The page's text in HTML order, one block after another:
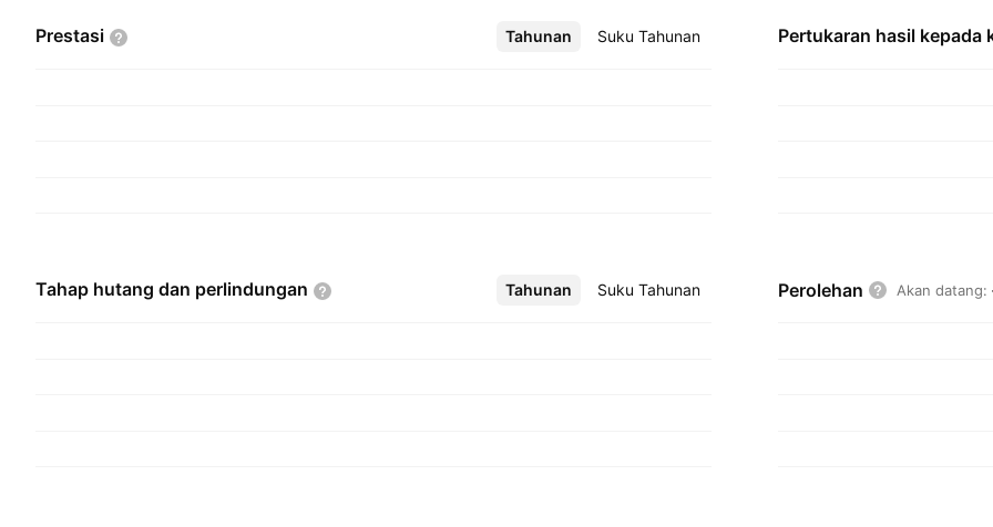
Prestasi Tahunan Suku Tahunan
Lebih Pertukaran hasil kepada
Tahap hutang dan perlindungan Tahunan Suku Tahunan
Lebih Perolehan Akan datang: